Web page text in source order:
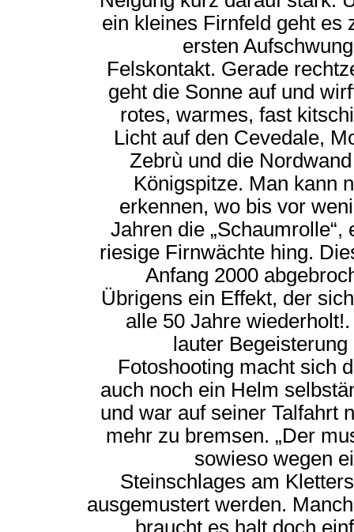
ein kleines Firnfeld geht es
ersten
Felskontakt. Gerade
geht die Sonne auf und
rotes, warmes, fast
Licht auf den Cevedale,
Zebrù und die
Königspitze. Man kann
erkennen, wo bis vor
Jahren die „Schaumrolle“,
riesige Firnwächte hing.
Anfang 2000
Übrigens ein Effekt, der
alle 50 Jahre wiederholt!.
lauter Begeisterung
Fotoshooting macht sich
auch noch ein Helm
und war auf seiner Talfahrt
mehr zu bremsen. „Der
sowieso wegen
Steinschlages am
ausgemustert werden.
braucht es halt doch